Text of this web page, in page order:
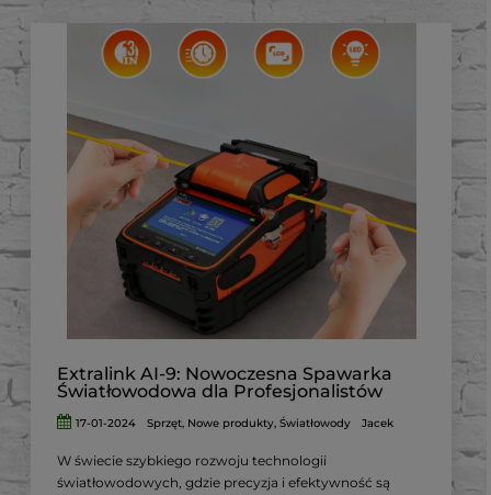
także osób zajmujących się bezpieczeństwem,
AGM FUZION TM35-384 oferuje niezrównaną
jakość obrazu i wszechstronność
zastosowania.
Jako produkt firmy AGM Global Vision, znanej z
wysokiej jakości sprzętu optycznego, AGM
FUZION TM35-384 wyróżnia się na tle innych
urządzeń dostępnych na rynku.
Jego unikalne cechy, takie jak lekka
konstrukcja, doskonała jakość obrazu i łatwość
obsługi, sprawiają, że jest to urządzenie nie
tylko funkcjonalne,
ale także intuicyjne w użyciu dla każdego,
Extralink AI-9: Nowoczesna Spawarka
Światłowodowa dla Profesjonalistów
17-01-2024 Sprzęt, Nowe produkty,Światłowody Jacek
W świecie szybkiego rozwoju technologii
światłowodowych, gdzie precyzja i efektywność są